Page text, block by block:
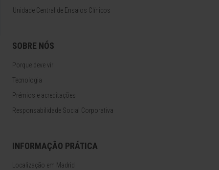
Unidade Central de Ensaios Clínicos
SOBRE NÓS
Porque deve vir
Tecnologia
Prémios e acreditações
Responsabilidade Social Corporativa
INFORMAÇÃO PRÁTICA
Localização em Madrid